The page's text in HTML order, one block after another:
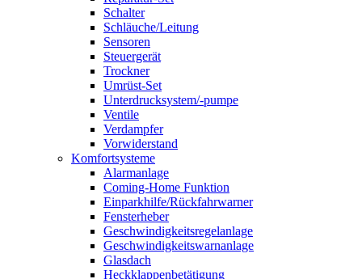
Schalter
Schläuche/Leitung
Sensoren
Steuergerät
Trockner
Umrüst-Set
Unterdrucksystem/-pumpe
Ventile
Verdampfer
Vorwiderstand
Komfortsysteme
Alarmanlage
Coming-Home Funktion
Einparkhilfe/Rückfahrwarner
Fensterheber
Geschwindigkeitsregelanlage
Geschwindigkeitswarnanlage
Glasdach
Heckklappenbetätigung